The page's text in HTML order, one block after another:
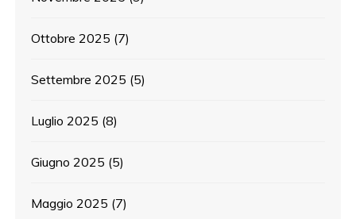
Ottobre 2025 (7)
Settembre 2025 (5)
Luglio 2025 (8)
Giugno 2025 (5)
Maggio 2025 (7)